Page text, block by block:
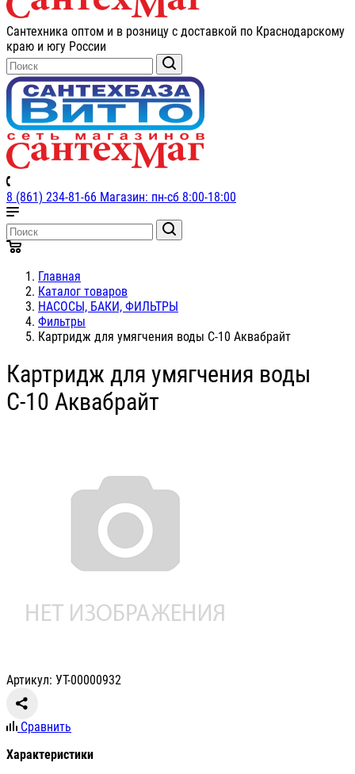
Сантехника оптом и в розницу с доставкой по Краснодарскому
краю и югу России
8 (861) 234-81-66 Магазин: пн-сб 8:00-18:00
Главная
Каталог товаров
НАСОСЫ, БАКИ, ФИЛЬТРЫ
Фильтры
Картридж для умягчения воды С-10 Аквабрайт
Картридж для умягчения воды
С-10 Аквабрайт
Артикул: УТ-00000932
Сравнить
Характеристики